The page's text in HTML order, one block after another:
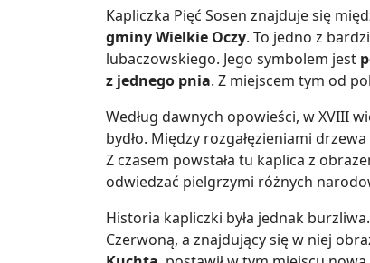
Kapliczka Pięć Sosen znajduje się
gminy Wielkie Oczy. To jedno z
lubaczowskiego. Jego symbolem jest
z jednego pnia. Z miejscem tym od
Według dawnych opowieści, w XVIII
bydło. Między rozgałęzieniami
Z czasem powstała tu kaplica z
odwiedzać pielgrzymi różnych
Historia kapliczki była jednak
Czerwoną, a znajdujący się w niej